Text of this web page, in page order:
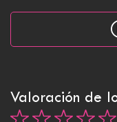
Valoración de